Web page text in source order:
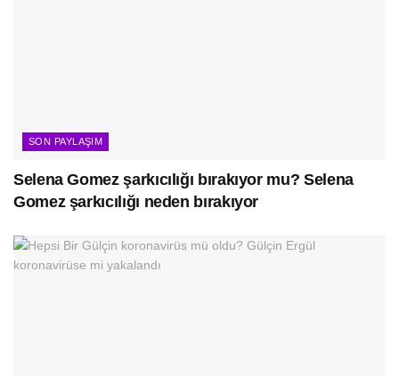
SON PAYLAŞIM
Selena Gomez şarkıcılığı bırakıyor mu? Selena
Gomez şarkıcılığı neden bırakıyor